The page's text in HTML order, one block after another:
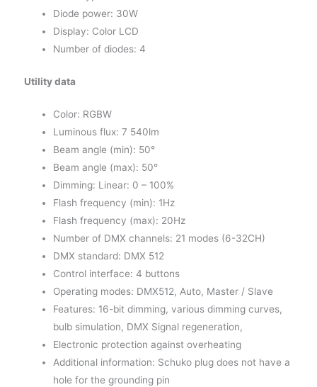
Diode power: 30W
Display: Color LCD
Number of diodes: 4
Utility data
Color: RGBW
Luminous flux: 7 540lm
Beam angle (min): 50°
Beam angle (max): 50°
Dimming: Linear: 0 – 100%
Flash frequency (min): 1Hz
Flash frequency (max): 20Hz
Number of DMX channels: 21 modes (6-32CH)
DMX standard: DMX 512
Control interface: 4 buttons
Operating modes: DMX512, Auto, Master / Slave
Features: 16-bit dimming, various dimming curves,
bulb simulation, DMX Signal regeneration,
Electronic protection against overheating
Additional information: Schuko plug does not have a
hole for the grounding pin